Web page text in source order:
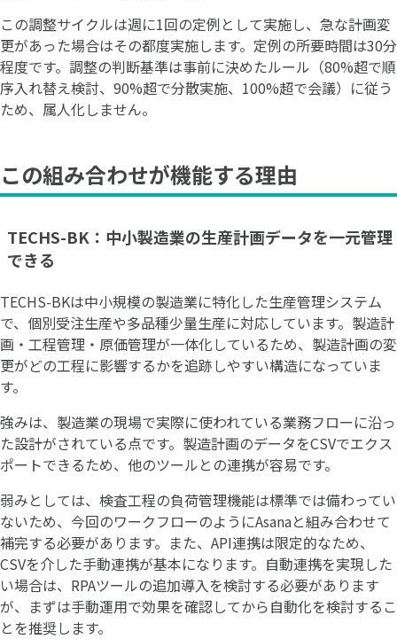
この調整サイクルは週に1回の定例として実施し、急な計画変
更があった場合はその都度実施します。定例の所要時間は30分
程度です。調整の判断基準は事前に決めたルール（80%超で順
序入れ替え検討、90%超で分散実施、100%超で会議）に従う
ため、属人化しません。
この組み合わせが機能する理由
TECHS-BK：中小製造業の生産計画データを一元管理
できる
TECHS-BKは中小規模の製造業に特化した生産管理システム
で、個別受注生産や多品種少量生産に対応しています。製造計
画・工程管理・原価管理が一体化しているため、製造計画の変
更がどの工程に影響するかを追跡しやすい構造になっていま
す。
強みは、製造業の現場で実際に使われている業務フローに沿っ
た設計がされている点です。製造計画のデータをCSVでエクス
ポートできるため、他のツールとの連携が容易です。
弱みとしては、検査工程の負荷管理機能は標準では備わってい
ないため、今回のワークフローのようにAsanaと組み合わせて
補完する必要があります。また、API連携は限定的なため、
CSVを介した手動連携が基本になります。自動連携を実現した
い場合は、RPAツールの追加導入を検討する必要があります
が、まずは手動運用で効果を確認してから自動化を検討するこ
とを推奨します。